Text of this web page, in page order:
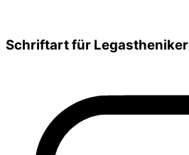
Schriftart für Legastheniker